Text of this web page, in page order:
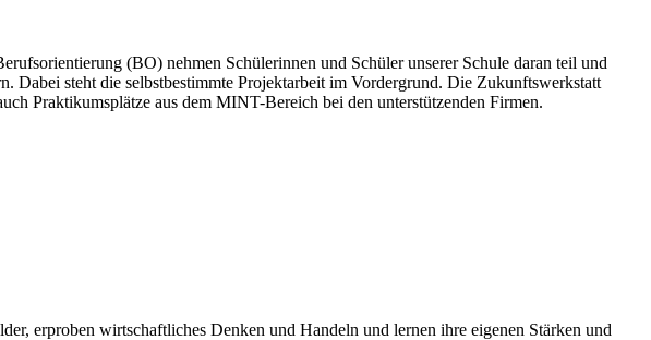
(BO) nehmen Schülerinnen und Schüler unserer Schule daran teil und
Dabei steht die selbstbestimmte Projektarbeit im Vordergrund. Die Zukunftswerkstatt
Praktikumsplätze aus dem MINT-Bereich bei den unterstützenden Firmen.
erproben wirtschaftliches Denken und Handeln und lernen ihre eigenen Stärken und